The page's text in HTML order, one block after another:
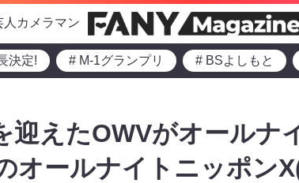
カメラマン
決定! # M-1グランプリ # BSよしもと
迎えたOWVがオールナ
オールナイトニッポン